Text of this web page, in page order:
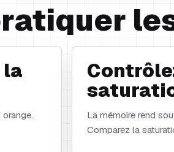
la
La mémoire rend
Comparez la